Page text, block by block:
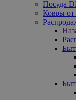
Посуда
Ковры от